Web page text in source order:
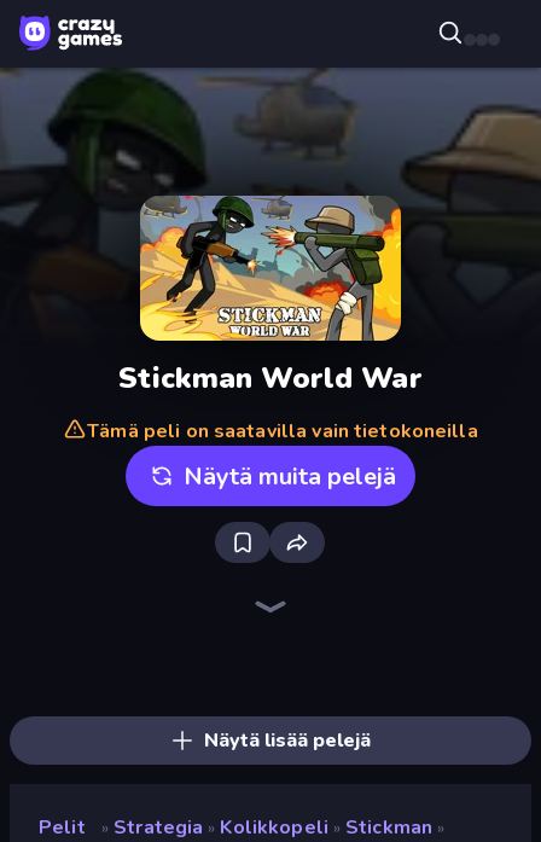
Stickman World War
Tämä peli on saatavilla vain tietokoneilla
Näytä muita pelejä
Näytä lisää pelejä
Pelit » Strategia » Kolikkopeli » Stickman »